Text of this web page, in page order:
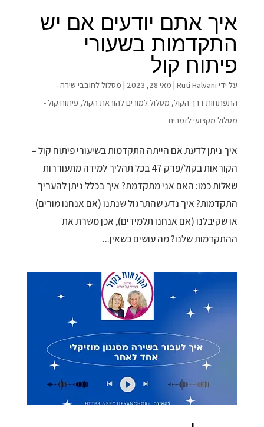
איך אתם יודעים אם יש
התקדמות בשעורי
פיתוח קול
על ידי Ruti Halvani
| מאי 28, 2023 | מסלול לחובבי שירה -
התפתחות דרך הקול, מסלול למורים להוראת הקול, פיתוח קול -
מסלול מקצועי לזמרים
איך ניתן לדעת אם הייתה התקדמות בשיעורי פיתוח קול –
הקוראות בקול/פרק 47 בכל תהליך למידה מתעוררות
שאלות כמו: האם אני מתקדמת? איך בכלל ניתן להעריך
התקדמות? איך נדע שהתרגול שנתנו (אם אנחנו מורים)
או שקיבלנו (אם אנחנו תלמידים), אכן משרת את
ההתקדמות שלנו? מה עושים כשאין...